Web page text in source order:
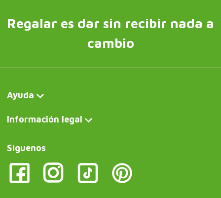
Regalar es dar sin recibir nada a
cambio
Ayuda
Información legal
Síguenos